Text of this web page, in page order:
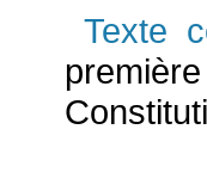
Texte